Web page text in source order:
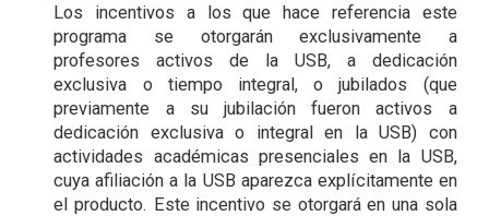
Los incentivos a los que hace referencia este
programa se otorgarán exclusivamente a
profesores activos de la USB, a dedicación
exclusiva o tiempo integral, o jubilados (que
previamente a su jubilación fueron activos a
dedicación exclusiva o integral en la USB) con
actividades académicas presenciales en la USB,
cuya afiliación a la USB aparezca explícitamente en
el producto. Este incentivo se otorgará en una sola